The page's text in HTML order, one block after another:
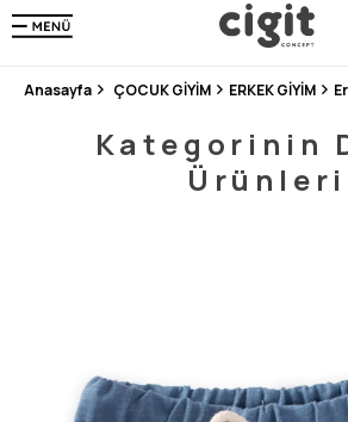
250.000'DEN FAZLA DEĞERLENDİRMEDE 5 ÜZERİNDEN
3 MİLYONDAN FAZLA MUTLU MÜŞTERİ ❤️ 10
Anasayfa ÇOCUK GİYİM ERKEK GİYİM
Kategorinin
Ürünleri